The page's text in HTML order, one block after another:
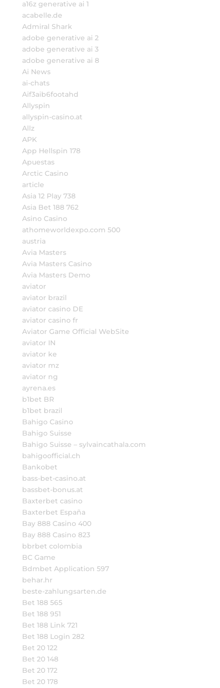
a16z generative ai 1
acabelle.de
Admiral Shark
adobe generative ai 2
adobe generative ai 3
adobe generative ai 8
Ai News
ai-chats
Aif3aib6footahd
Allyspin
allyspin-casino.at
Allz
APK
App Hellspin 178
Apuestas
Arctic Casino
article
Asia 12 Play 738
Asia Bet 188 762
Asino Casino
athomeworldexpo.com 500
austria
Avia Masters
Avia Masters Casino
Avia Masters Demo
aviator
aviator brazil
aviator casino DE
aviator casino fr
Aviator Game Official WebSite
aviator IN
aviator ke
aviator mz
aviator ng
ayrena.es
b1bet BR
b1bet brazil
Bahigo Casino
Bahigo Suisse
Bahigo Suisse – sylvaincathala.com
bahigoofficial.ch
Bankobet
bass-bet-casino.at
bassbet-bonus.at
Baxterbet casino
Baxterbet España
Bay 888 Casino 400
Bay 888 Casino 823
bbrbet colombia
BC Game
Bdmbet Application 597
behar.hr
beste-zahlungsarten.de
Bet 188 565
Bet 188 951
Bet 188 Link 721
Bet 188 Login 282
Bet 20 122
Bet 20 148
Bet 20 172
Bet 20 178